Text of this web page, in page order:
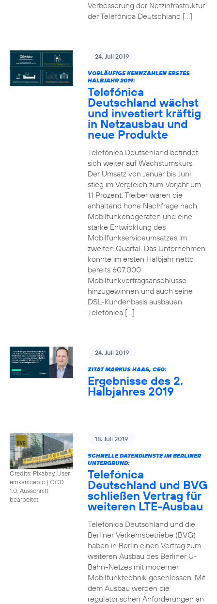
Verbesserung der Netzinfrastruktur
der Telefónica Deutschland […]
24. Juli 2019
VORLÄUFIGE KENNZAHLEN ERSTES
HALBJAHR 2019:
Telefónica
Deutschland wächst
und investiert kräftig
in Netzausbau und
neue Produkte
Telefónica Deutschland befindet
sich weiter auf Wachstumskurs.
Der Umsatz von Januar bis Juni
stieg im Vergleich zum Vorjahr um
1,1 Prozent. Treiber waren die
anhaltend hohe Nachfrage nach
Mobilfunkendgeräten und eine
starke Entwicklung des
Mobilfunkserviceumsatzes im
zweiten Quartal. Das Unternehmen
konnte im ersten Halbjahr netto
bereits 607.000
Mobilfunkvertragsanschlüsse
hinzugewinnen und auch seine
DSL-Kundenbasis ausbauen.
Telefónica […]
24. Juli 2019
ZITAT MARKUS HAAS, CEO:
Ergebnisse des 2.
Halbjahres 2019
Credits: Pixabay, User
emkanicepic | CC0
1.0, Ausschnitt
bearbeitet
18. Juli 2019
SCHNELLE DATENDIENSTE IM BERLINER
UNTERGRUND:
Telefónica
Deutschland und BVG
schließen Vertrag für
weiteren LTE-Ausbau
Telefónica Deutschland und die
Berliner Verkehrsbetriebe (BVG)
haben in Berlin einen Vertrag zum
weiteren Ausbau des Berliner U-
Bahn-Netzes mit moderner
Mobilfunktechnik geschlossen. Mit
dem Ausbau werden die
regulatorischen Anforderungen an